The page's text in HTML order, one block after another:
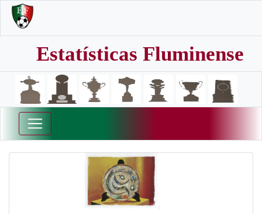
Estatísticas Fluminense